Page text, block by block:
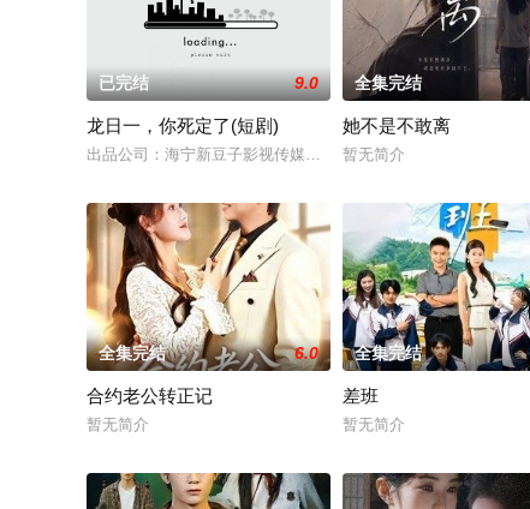
已完结 9.0
龙日一，你死定了(短剧)
出品公司：海宁新豆子影视传媒有限公司、北京九和龙胜文化
全集完结
她不是不敢离
暂无简介
全集完结 6.0
合约老公转正记
暂无简介
全集完结
差班
暂无简介